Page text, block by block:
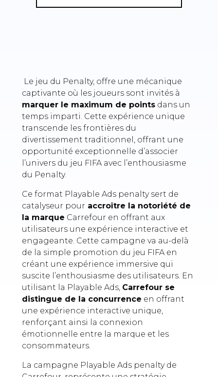
Le jeu du Penalty, offre une mécanique
captivante où les joueurs sont invités à
marquer le maximum de pointsdans un
temps imparti. Cette expérience unique
transcende les frontières du
divertissement traditionnel, offrant une
opportunité exceptionnelle d’associer
l’univers du jeu FIFA avec l’enthousiasme
du Penalty.
Ce format Playable Ads penalty sert de
catalyseur pour accroître la notoriété de
la marque Carrefour en offrant aux
utilisateurs une expérience interactive et
engageante. Cette campagne va au-delà
de la simple promotion du jeu FIFA en
créant une expérience immersive qui
suscite l’enthousiasme des utilisateurs. En
utilisant la Playable Ads, Carrefour se
distingue de la concurrence en offrant
une expérience interactive unique,
renforçant ainsi la connexion
émotionnelle entre la marque et les
consommateurs.
La campagne Playable Ads penalty de